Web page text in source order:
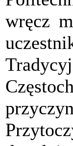
wręcz